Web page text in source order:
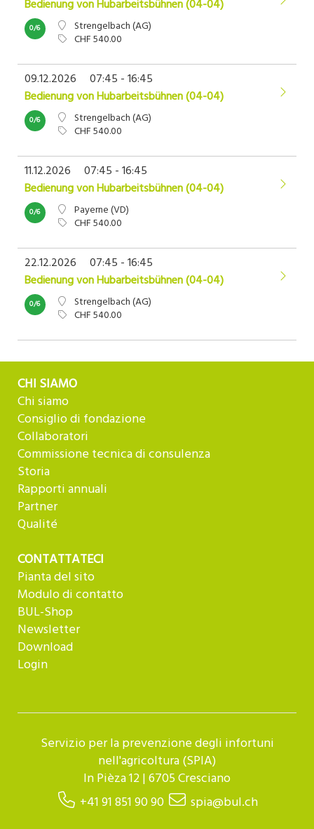
Bedienung von Hubarbeitsbühnen (04-04)
Strengelbach (AG)
CHF 540.00
0/6
09.12.2026
07:45 - 16:45
Bedienung von Hubarbeitsbühnen (04-04)
Strengelbach (AG)
CHF 540.00
0/6
11.12.2026
07:45 - 16:45
Bedienung von Hubarbeitsbühnen (04-04)
Payerne (VD)
CHF 540.00
0/6
22.12.2026
07:45 - 16:45
Bedienung von Hubarbeitsbühnen (04-04)
Strengelbach (AG)
CHF 540.00
0/6
CHI SIAMO
Chi siamo
Consiglio di fondazione
Collaboratori
Commissione tecnica di consulenza
Storia
Rapporti annuali
Partner
Qualité
CONTATTATECI
Pianta del sito
Modulo di contatto
BUL-Shop
Newsletter
Download
Login
Servizio per la prevenzione degli infortuni
nell'agricoltura (SPIA)
In Pièza 12 | 6705 Cresciano
+41 91 851 90 90
spia@bul.ch